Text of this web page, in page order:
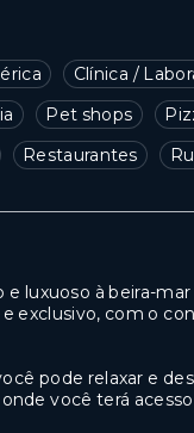
Clínica /
Pet shops
Restaurantes
luxuoso à beira-
com o
pode relaxar e
você terá